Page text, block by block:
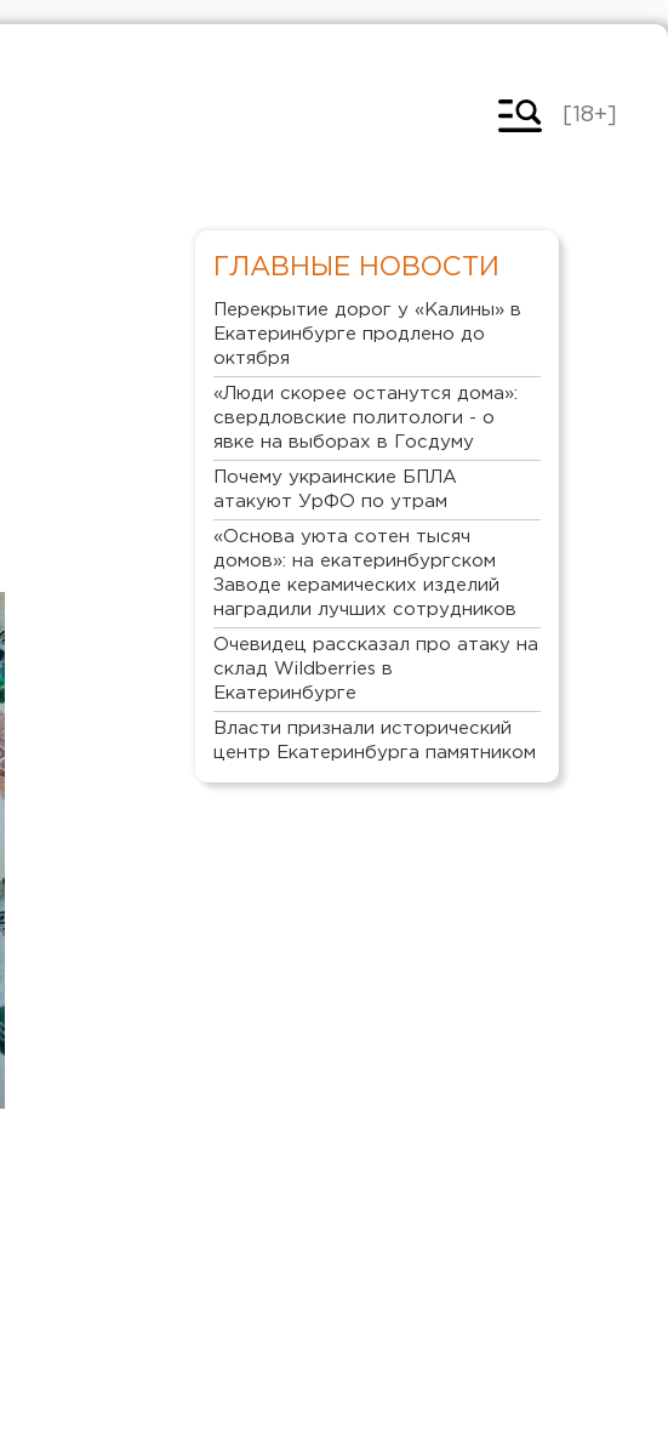
[18+]
ГЛАВНЫЕ НОВОСТИ
Перекрытие дорог у «Калины» в
Екатеринбурге продлено до
октября
«Люди скорее останутся дома»:
свердловские политологи - о
явке на выборах в Госдуму
Почему украинские БПЛА
атакуют УрФО по утрам
«Основа уюта сотен тысяч
домов»: на екатеринбургском
Заводе керамических изделий
наградили лучших сотрудников
Очевидец рассказал про атаку на
склад Wildberries в
Екатеринбурге
Власти признали исторический
центр Екатеринбурга памятником